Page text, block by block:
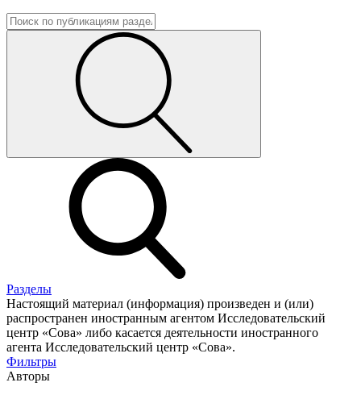
Разделы
Настоящий материал (информация) произведен и (или)
распространен иностранным агентом Исследовательский
центр «Сова» либо касается деятельности иностранного
агента Исследовательский центр «Сова».
Фильтры
Авторы